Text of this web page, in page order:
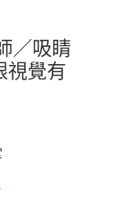
／吸睛
視覺有